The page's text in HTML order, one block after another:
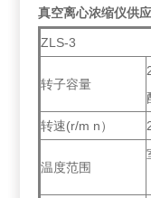
真空离心浓缩仪供
ZLS-3
转子容量
转速(r/m n）
温度范围